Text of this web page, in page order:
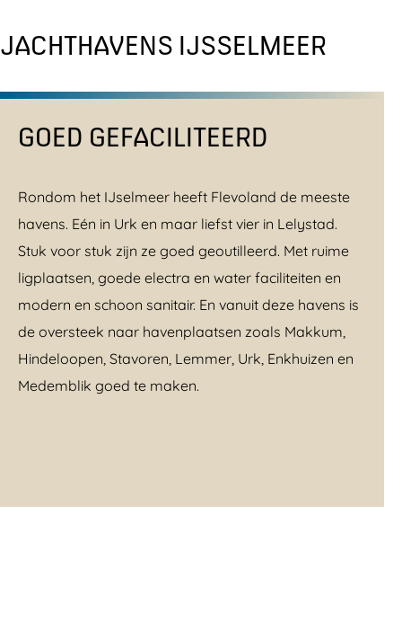
JACHTHAVENS IJSSELMEER
GOED GEFACILITEERD
Rondom het IJselmeer heeft Flevoland de meeste
havens. Eén in Urk en maar liefst vier in Lelystad.
Stuk voor stuk zijn ze goed geoutilleerd. Met ruime
ligplaatsen, goede electra en water faciliteiten en
modern en schoon sanitair. En vanuit deze havens is
de oversteek naar havenplaatsen zoals Makkum,
Hindeloopen, Stavoren, Lemmer, Urk, Enkhuizen en
Medemblik goed te maken.